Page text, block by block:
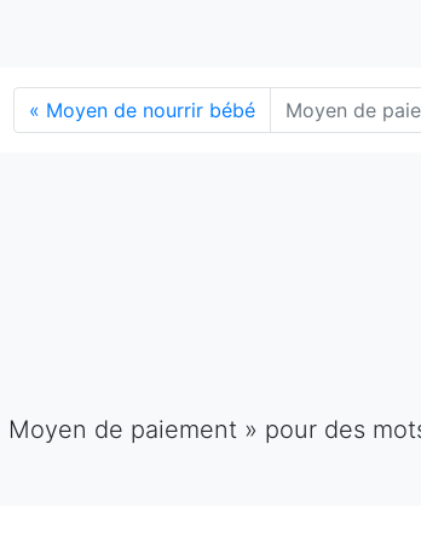
« Moyen de nourrir bébé Moyen de
de paiement » pour des